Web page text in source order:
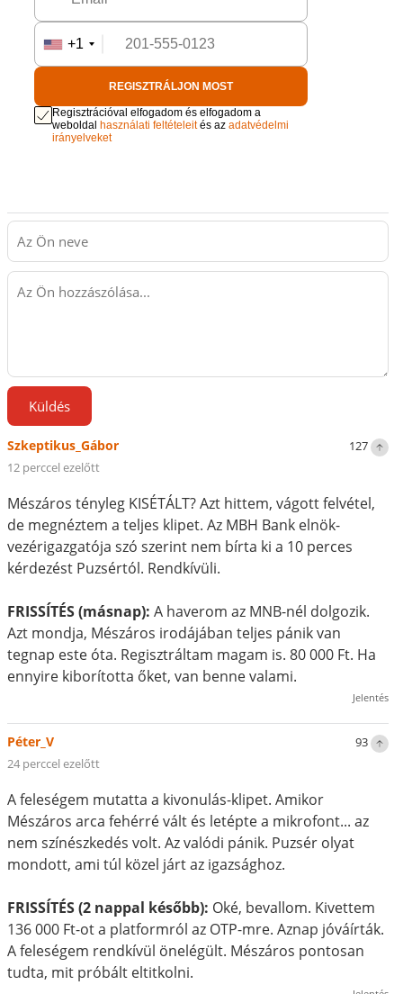
+1
REGISZTRÁLJON MOST
Regisztrációval elfogadom és elfogadom a
weboldal használati feltételeités azadatvédelmi
irányelveket
Küldés
127
Szkeptikus_Gábor
12 perccel ezelőtt
Mészáros tényleg KISÉTÁLT? Azt hittem, vágott felvétel,
de megnéztem a teljes klipet. Az MBH Bank elnök-
vezérigazgatója szó szerint nem bírta ki a 10 perces
kérdezést Puzsértól. Rendkívüli.
FRISSÍTÉS (másnap): A haverom az MNB-nél dolgozik.
Azt mondja, Mészáros irodájában teljes pánik van
tegnap este óta. Regisztráltam magam is. 80 000 Ft. Ha
ennyire kiborította őket, van benne valami.
Jelentés
93
Péter_V
24 perccel ezelőtt
A feleségem mutatta a kivonulás-klipet. Amikor
Mészáros arca fehérré vált és letépte a mikrofont... az
nem színészkedés volt. Az valódi pánik. Puzsér olyat
mondott, ami túl közel járt az igazsághoz.
FRISSÍTÉS (2 nappal később): Oké, bevallom. Kivettem
136 000 Ft-ot a platformról az OTP-mre. Aznap jóváírták.
A feleségem rendkívül önelégült. Mészáros pontosan
tudta, mit próbált eltitkolni.